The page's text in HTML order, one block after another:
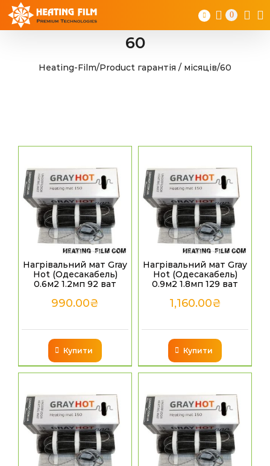
Skip
0
60
Heating-Film/Product гарантія / місяців/60
Нагрівальний мат Gray
Hot (Одесакабель)
0.6м2 1.2мп 92 ват
990.00₴
Купити
Нагрівальний мат Gray
Hot (Одесакабель)
0.9м2 1.8мп 129 ват
1,160.00₴
Купити